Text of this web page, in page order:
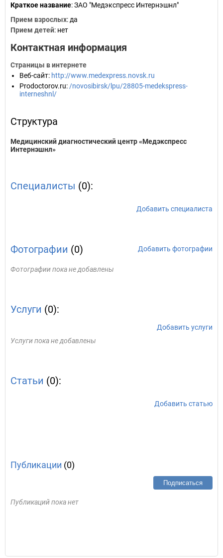
Краткое название:ЗАО "Медэкспресс Интернэшнл"
Прием взрослых: да
Прием детей: нет
Контактная информация
Страницы в интернете
Веб-сайт: http://www.medexpress.novsk.ru
Prodoctorov.ru: /novosibirsk/lpu/28805-medekspress-
interneshnl/
Структура
Медицинский диагностический центр «Медэкспресс
Интернэшнл»
Специалисты (0):
Добавить специалиста
Фотографии (0) Добавить фотографии
Фотографии пока не добавлены
Услуги (0):
Добавить услуги
Услуги пока не добавлены
Статьи (0):
Добавить статью
Публикации (0)
Подписаться
Публикаций пока нет